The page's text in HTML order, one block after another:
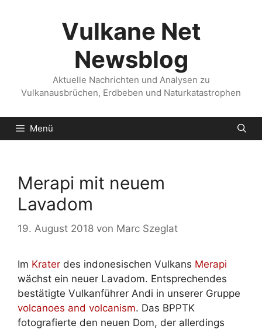
Vulkane Net
Newsblog
Aktuelle Nachrichten und Analysen zu
Vulkanausbrüchen, Erdbeben und Naturkatastrophen
Menü
Merapi mit neuem
Lavadom
19. August 2018 von Marc Szeglat
Im Krater des indonesischen Vulkans Merapi
wächst ein neuer Lavadom. Entsprechendes
bestätigte Vulkanführer Andi in unserer Gruppe
volcanoes and volcanism. Das BPPTK
fotografierte den neuen Dom, der allerdings